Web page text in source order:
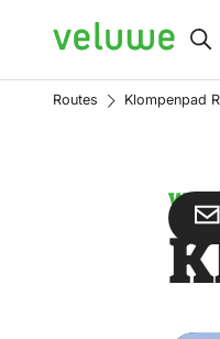
Veluwe
Routes Klompenpad
via